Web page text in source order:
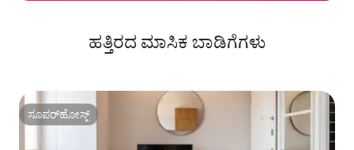
ಹತ್ತಿರದ ಮಾಸಿಕ ಬಾಡಿಗೆಗಳು
ಸೂಪರ್‌ಹೋಸ್ಟ್
ಸೂಪರ್‌ಹೋಸ್ಟ್